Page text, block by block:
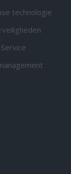
technologie
Service